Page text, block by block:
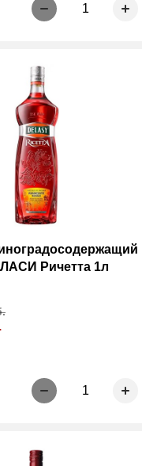
1
Ричетта 1л
1